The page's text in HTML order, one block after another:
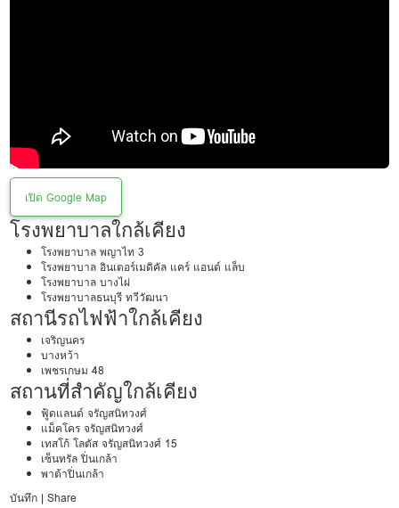
เปิด Google Map
โรงพยาบาลใกล้เคียง
โรงพยาบาล พญาไท 3
โรงพยาบาล อินเตอร์เมดิคัล แคร์ แอนด์ แล็บ
โรงพยาบาล บางไผ่
โรงพยาบาลธนบุรี ทวีวัฒนา
สถานีรถไฟฟ้าใกล้เคียง
เจริญนคร
บางหว้า
เพชรเกษม 48
สถานที่สำคัญใกล้เคียง
ฟู้ดแลนด์ จรัญสนิทวงศ์
แม็คโคร จรัญสนิทวงศ์
เทสโก้ โลตัส จรัญสนิทวงศ์ 15
เซ็นทรัล ปิ่นเกล้า
พาต้าปิ่นเกล้า
บันทึก | Share